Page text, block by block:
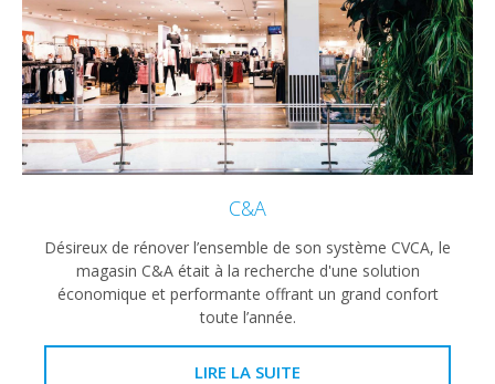
C&A
Désireux de rénover l’ensemble de son système CVCA, le
magasin C&A était à la recherche d'une solution
économique et performante offrant un grand confort
toute l’année.
LIRE LA SUITE